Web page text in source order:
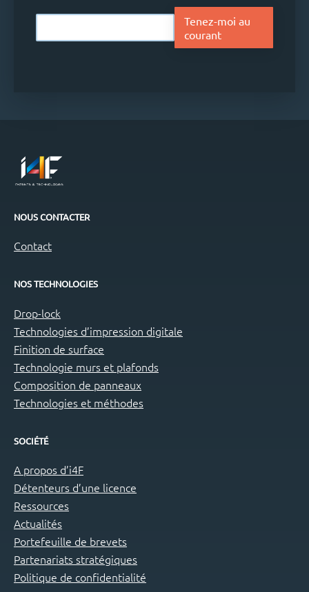
Tenez-moi au
courant
NOUS CONTACTER
Contact
NOS TECHNOLOGIES
Drop-lock
Technologies d’impression digitale
Finition de surface
Technologie murs et plafonds
Composition de panneaux
Technologies et méthodes
SOCIÉTÉ
A propos d’i4F
Détenteurs d’une licence
Ressources
Actualités
Portefeuille de brevets
Partenariats stratégiques
Politique de confidentialité